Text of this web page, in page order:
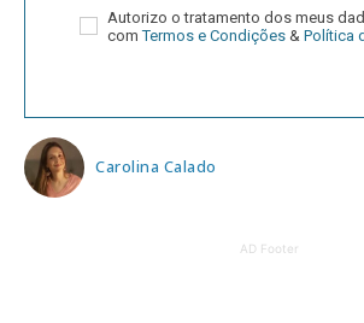
Autorizo o tratamento dos meus
comTermos e Condições & Política
Carolina Calado
AD Footer